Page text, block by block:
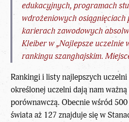
edukacyjnych, programach
wdrożeniowych osiągnięciach
karierach zawodowych
Kleiber w „Najlepsze uczelnie
rankingu szanghajskim.
Rankingi i listy najlepszych
określonej uczelni dają nam
porównawczą. Obecnie wśród
świata aż 127 znajduje się w